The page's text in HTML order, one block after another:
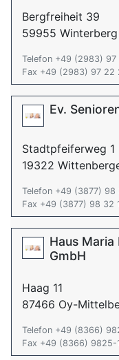
Bergfreiheit 39
59955 Winterberg
Telefon +49 (2983) 97
Fax +49 (2983) 97 22
Ev.
Stadtpfeiferweg 1
19322
Telefon +49 (3877) 98
Fax +49 (3877) 98 32
Haus
GmbH
Haag 11
87466 Oy-
Telefon +49 (8366)
Fax +49 (8366) 9825-